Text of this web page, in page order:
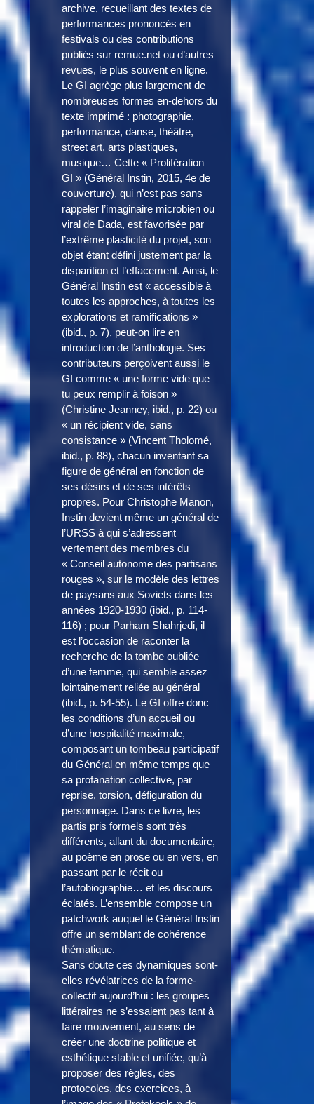
archive, recueillant des textes de
performances prononcés en
festivals ou des contributions
publiés sur remue.net ou d’autres
revues, le plus souvent en ligne.
Le GI agrège plus largement de
nombreuses formes en-dehors du
texte imprimé : photographie,
performance, danse, théâtre,
street art, arts plastiques,
musique… Cette « Prolifération
GI » (Général Instin, 2015, 4e de
couverture), qui n’est pas sans
rappeler l’imaginaire microbien ou
viral de Dada, est favorisée par
l’extrême plasticité du projet, son
objet étant défini justement par la
disparition et l’effacement. Ainsi, le
Général Instin est « accessible à
toutes les approches, à toutes les
explorations et ramifications »
(ibid., p. 7), peut-on lire en
introduction de l’anthologie. Ses
contributeurs perçoivent aussi le
GI comme « une forme vide que
tu peux remplir à foison »
(Christine Jeanney, ibid., p. 22) ou
« un récipient vide, sans
consistance » (Vincent Tholomé,
ibid., p. 88), chacun inventant sa
figure de général en fonction de
ses désirs et de ses intérêts
propres. Pour Christophe Manon,
Instin devient même un général de
l’URSS à qui s’adressent
vertement des membres du
« Conseil autonome des partisans
rouges », sur le modèle des lettres
de paysans aux Soviets dans les
années 1920-1930 (ibid., p. 114-
116) ; pour Parham Shahrjedi, il
est l’occasion de raconter la
recherche de la tombe oubliée
d’une femme, qui semble assez
lointainement reliée au général
(ibid., p. 54-55). Le GI offre donc
les conditions d’un accueil ou
d’une hospitalité maximale,
composant un tombeau participatif
du Général en même temps que
sa profanation collective, par
reprise, torsion, défiguration du
personnage. Dans ce livre, les
partis pris formels sont très
différents, allant du documentaire,
au poème en prose ou en vers, en
passant par le récit ou
l’autobiographie… et les discours
éclatés. L’ensemble compose un
patchwork auquel le Général Instin
offre un semblant de cohérence
thématique.
Sans doute ces dynamiques sont-
elles révélatrices de la forme-
collectif aujourd’hui : les groupes
littéraires ne s’essaient pas tant à
faire mouvement, au sens de
créer une doctrine politique et
esthétique stable et unifiée, qu’à
proposer des règles, des
protocoles, des exercices, à